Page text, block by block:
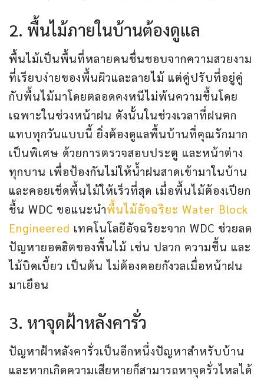
2. พื้นไม้ภายในบ้านต้องดูแล
พื้นไม้เป็นพื้นที่หลายคนชื่นชอบจากความสวยงาม
ที่เรียบง่ายของพื้นผิวและลายไม้ แต่คู่ปรับที่อยู่คู่
กับพื้นไม้มาโดยตลอดคงหนีไม่พ้นความชื้นโดย
เฉพาะในช่วงหน้าฝน ดังนั้นในช่วงเวลาที่ฝนตก
แทบทุกวันแบบนี้ ยิ่งต้องดูแลพื้นบ้านที่คุณรักมาก
เป็นพิเศษ ด้วยการตรวจสอบประตู และหน้าต่าง
ทุกบาน เพื่อป้องกันไม่ให้น้ำฝนสาดเข้ามาในบ้าน
และคอยเช็ดพื้นไม้ให้เร็วที่สุด เมื่อพื้นไม้ต้องเปียก
ชื้น WDC ขอแนะนำพื้นไม้อัจฉริยะ Water Block
Engineered เทคโนโลยีอัจฉริยะจาก WDC ช่วยลด
ปัญหายอดฮิตของพื้นไม้ เช่น ปลวก ความชื้น และ
ไม้บิดเบี้ยว เป็นต้น ไม่ต้องคอยกังวลเมื่อหน้าฝน
มาเยือน
3. หาจุดฝ้าหลังคารั่ว
ปัญหาฝ้าหลังคารั่วเป็นอีกหนึ่งปัญหาสำหรับบ้าน
และหากเกิดความเสียหายก็สามารถหาจุดรั่วไหลได้